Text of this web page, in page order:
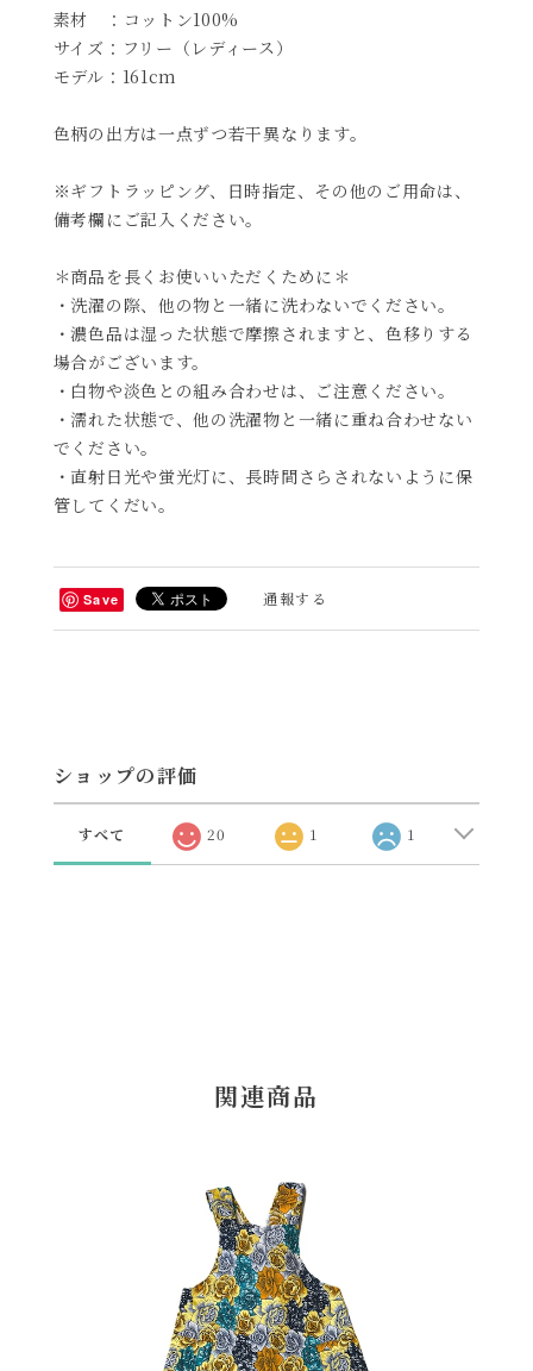
素材 ：コットン100%
サイズ：フリー（レディース）
モデル：161cm
色柄の出方は一点ずつ若干異なります。
※ギフトラッピング、日時指定、その他のご用命は、
備考欄にご記入ください。
＊商品を長くお使いいただくために＊
・洗濯の際、他の物と一緒に洗わないでください。
・濃色品は湿った状態で摩擦されますと、色移りする
場合がございます。
・白物や淡色との組み合わせは、ご注意ください。
・濡れた状態で、他の洗濯物と一緒に重ね合わせない
でください。
・直射日光や蛍光灯に、長時間さらされないように保
管してくだい。
Save 通報する
ショップの評価
すべて 20 1 1
関連商品